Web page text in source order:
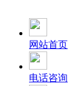
网站首页
电话咨询